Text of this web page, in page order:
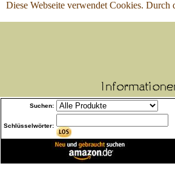
Diese Webseite verwendet Cookies.
Suchen:
Schlüsselwörter: